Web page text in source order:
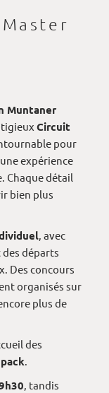
Muntaner
Circuit
pour
expérience
Chaque détail
bien plus
, avec
départs
Des concours
organisés sur
plus de
des
, tandis